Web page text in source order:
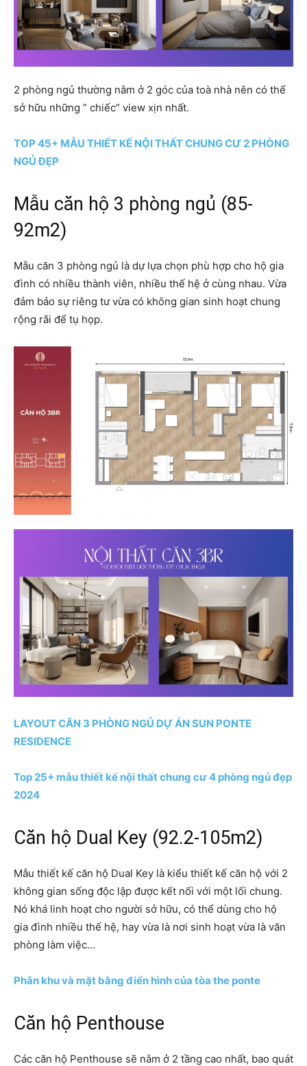
2 phòng ngủ thường nằm ở 2 góc của toà nhà nên có thể
sở hữu những ” chiếc” view xịn nhất.
TOP 45+ MẪU THIẾT KẾ NỘI THẤT CHUNG CƯ 2 PHÒNG
NGỦ ĐẸP
Mẫu căn hộ 3 phòng ngủ (85-
92m2)
Mẫu căn 3 phòng ngủ là dự lựa chọn phù hợp cho hộ gia
đình có nhiều thành viên, nhiều thế hệ ở cùng nhau. Vừa
đảm bảo sự riêng tư vừa có không gian sinh hoạt chung
rộng rãi để tụ họp.
LAYOUT CĂN 3 PHÒNG NGỦ DỰ ÁN SUN PONTE
RESIDENCE
Top 25+ mẫu thiết kế nội thất chung cư 4 phòng ngủ đẹp
2024
Căn hộ Dual Key (92.2-105m2)
Mẫu thiết kế căn hộ Dual Key là kiểu thiết kế căn hộ với 2
không gian sống độc lập được kết nối với một lối chung.
Nó khá linh hoạt cho người sở hữu, có thể dùng cho hộ
gia đình nhiều thế hệ, hay vừa là nơi sinh hoạt vừa là văn
phòng làm việc…
Phân khu và mặt bằng điển hình của tòa the ponte
Căn hộ Penthouse
Các căn hộ Penthouse sẽ nằm ở 2 tầng cao nhất, bao quát